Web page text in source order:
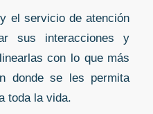
el servicio de atención
sus interacciones y
con lo que más
donde se les permita
toda la vida.